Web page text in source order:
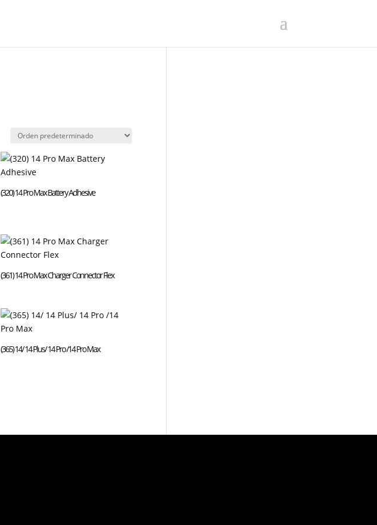
(320) 14 Pro Max Battery Adhesive
(361) 14 Pro Max Charger Connector Flex
(365) 14/ 14 Plus/ 14 Pro /14 Pro Max